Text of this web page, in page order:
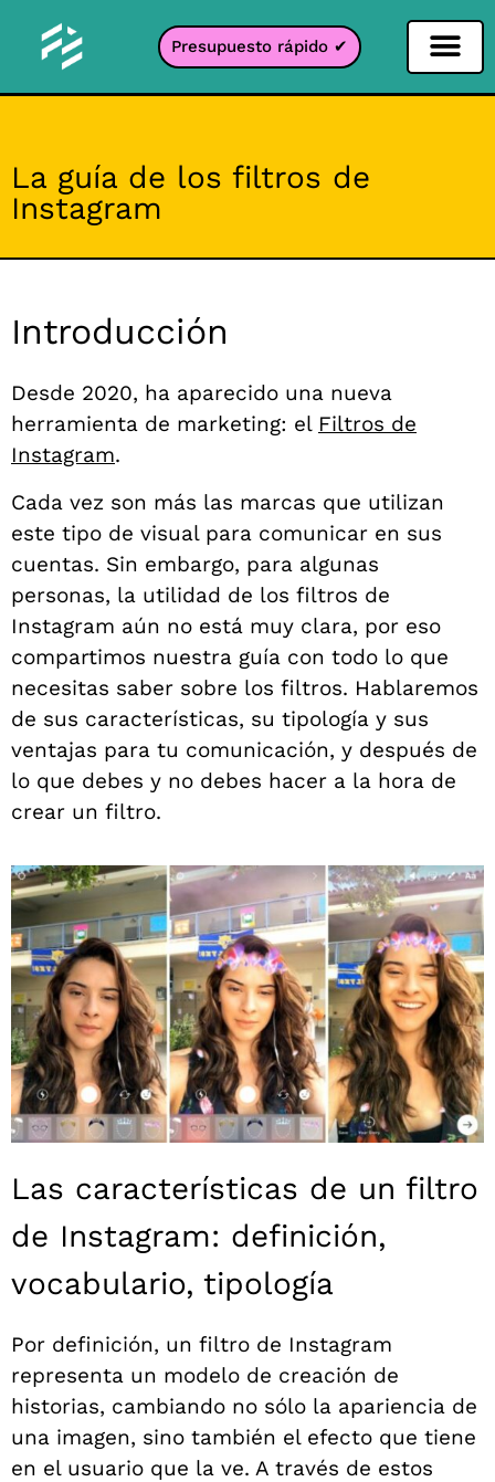
Presupuesto rápido ✔
La guía de los filtros de
Instagram
Introducción
Desde 2020, ha aparecido una nueva
herramienta de marketing: el Filtros de
Instagram.
Cada vez son más las marcas que utilizan
este tipo de visual para comunicar en sus
cuentas. Sin embargo, para algunas
personas, la utilidad de los filtros de
Instagram aún no está muy clara, por eso
compartimos nuestra guía con todo lo que
necesitas saber sobre los filtros. Hablaremos
de sus características, su tipología y sus
ventajas para tu comunicación, y después de
lo que debes y no debes hacer a la hora de
crear un filtro.
Las características de un filtro
de Instagram: definición,
vocabulario, tipología
Por definición, un filtro de Instagram
representa un modelo de creación de
historias, cambiando no sólo la apariencia de
una imagen, sino también el efecto que tiene
en el usuario que la ve. A través de estos